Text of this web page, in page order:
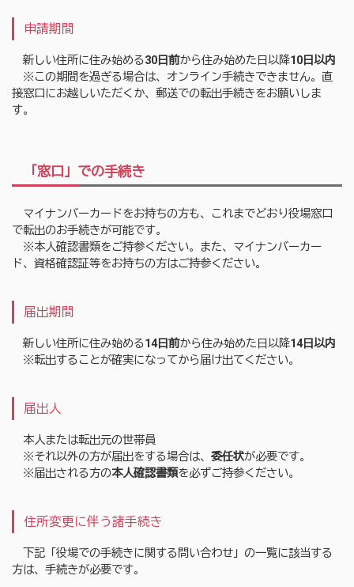
申請期間
新しい住所に住み始める30日前から住み始めた日以降10日以内
※この期間を過ぎる場合は、オンライン手続きできません。直
接窓口にお越しいただくか、郵送での転出手続きをお願いしま
す。
「窓口」での手続き
マイナンバーカードをお持ちの方も、これまでどおり役場窓口
で転出のお手続きが可能です。
※本人確認書類をご持参ください。また、マイナンバーカー
ド、資格確認証等をお持ちの方はご持参ください。
届出期間
新しい住所に住み始める14日前から住み始めた日以降14日以内
※転出することが確実になってから届け出てください。
届出人
本人または転出元の世帯員
※それ以外の方が届出をする場合は、委任状が必要です。
※届出される方の本人確認書類を必ずご持参ください。
住所変更に伴う諸手続き
下記「役場での手続きに関する問い合わせ」の一覧に該当する
方は、手続きが必要です。